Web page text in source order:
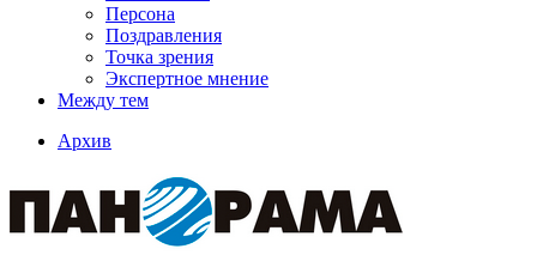
Персона
Поздравления
Точка зрения
Экспертное мнение
Между тем
Архив